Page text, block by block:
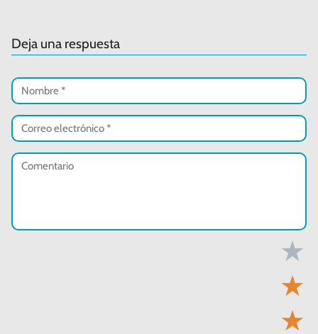
Deja una respuesta
★
★
★